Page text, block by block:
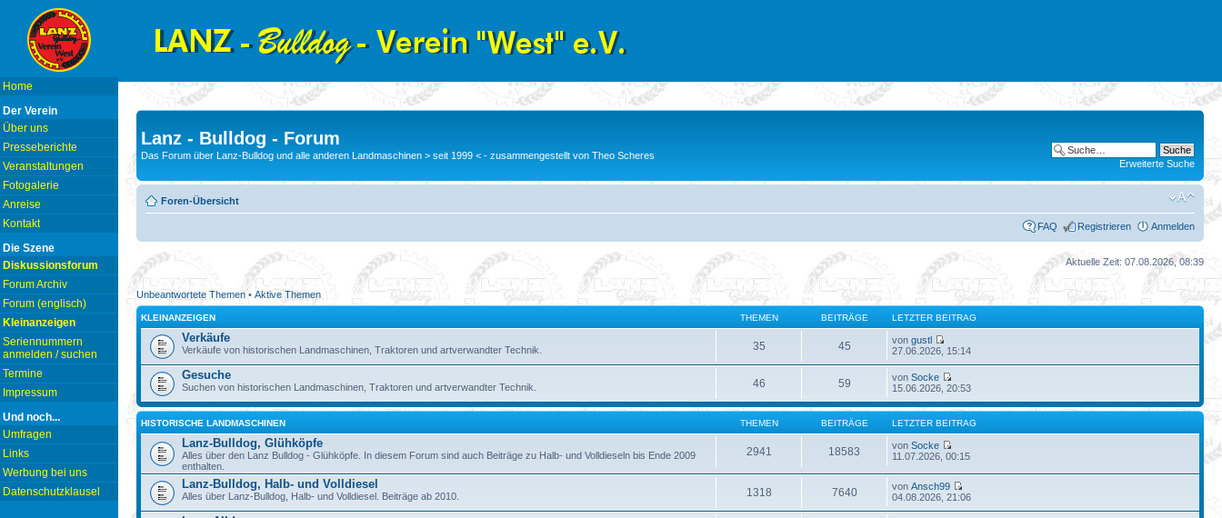
Home
Der Verein
Über uns
Presseberichte
Veranstaltungen
Fotogalerie
Anreise
Kontakt
Die Szene
Diskussionsforum
Forum Archiv
Forum (englisch)
Kleinanzeigen
Seriennummern
anmelden / suchen
Termine
Impressum
Und noch...
Umfragen
Links
Werbung bei uns
Datenschutzklausel
Lanz - Bulldog - Forum
Das Forum über Lanz-Bulldog und alle anderen Landmaschinen > seit 1999 < - zusammengestellt von Theo Scheres
Erweiterte Suche
Foren-Übersicht
FAQ Registrieren Anmelden
Aktuelle Zeit: 07.08.2026, 08:39
Unbeantwortete Themen• Aktive Themen
KLEINANZEIGEN THEMEN BEITRÄGE LETZTER BEITRAG
Verkäufe
Verkäufe von historischen Landmaschinen, Traktoren und artverwandter Technik. 35 45 vongustl
27.06.2026, 15:14
Gesuche
Suchen von historischen Landmaschinen, Traktoren und artverwandter Technik. 46 59 vonSocke
15.06.2026, 20:53
HISTORISCHE LANDMASCHINEN THEMEN BEITRÄGE LETZTER BEITRAG
Lanz-Bulldog, Glühköpfe
Alles über den Lanz Bulldog - Glühköpfe. In diesem Forum sind auch Beiträge zu Halb- und Volldieseln bis Ende 2009
enthalten.
2941 18583 vonSocke
11.07.2026, 00:15
Lanz-Bulldog, Halb- und Volldiesel
Alles über Lanz-Bulldog, Halb- und Volldiesel. Beiträge ab 2010. 1318 7640 vonAnsch99
04.08.2026, 21:06